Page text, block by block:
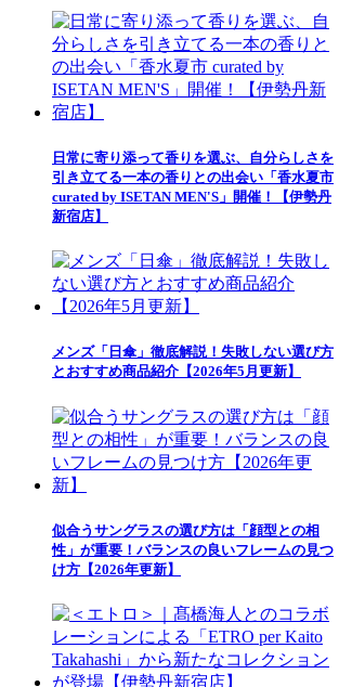
日常に寄り添って香りを選ぶ、自分らしさを
引き立てる一本の香りとの出会い「香水夏市
curated by ISETAN MEN'S」開催！【伊勢丹
新宿店】
メンズ「日傘」徹底解説！失敗しない選び方
とおすすめ商品紹介【2026年5月更新】
似合うサングラスの選び方は「顔型との相
性」が重要！バランスの良いフレームの見つ
け方【2026年更新】